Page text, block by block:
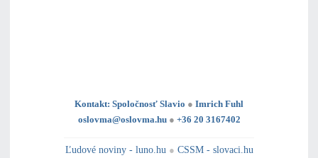
Kontakt: Spoločnosť Slavio ● Imrich Fuhl
oslovma@oslovma.hu ● +36 20 3167402
Ľudové noviny - luno.hu ● CSSM - slovaci.hu